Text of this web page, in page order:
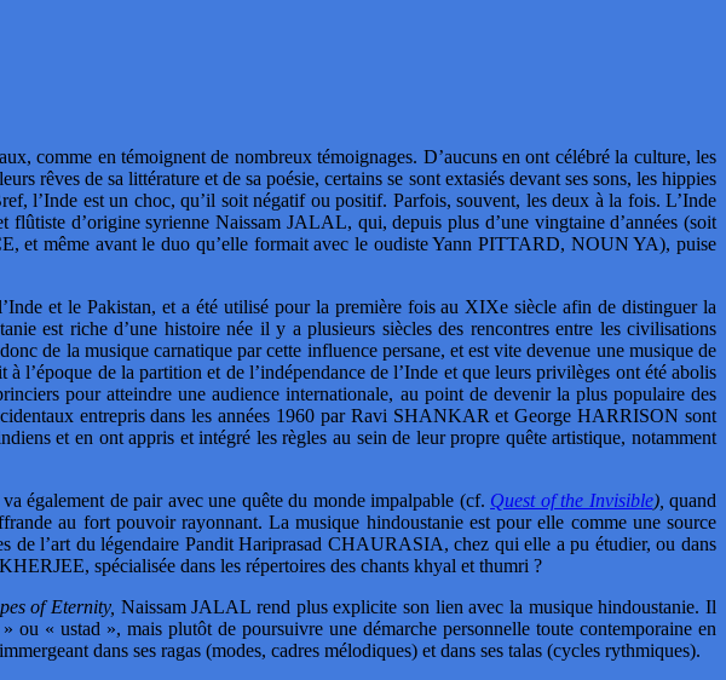
comme en témoignent de nombreux témoignages. D’aucuns en ont célébré la culture, les
rêves de sa littérature et de sa poésie, certains se sont extasiés devant ses sons, les hippies
l’Inde est un choc, qu’il soit négatif ou positif. Parfois, souvent, les deux à la fois. L’Inde
d’origine syrienne Naissam JALAL, qui, depuis plus d’une vingtaine d’années (soit
et même avant le duo qu’elle formait avec le oudiste Yann PITTARD, NOUN YA), puise
et le Pakistan, et a été utilisé pour la première fois au XIXe siècle afin de distinguer la
est riche d’une histoire née il y a plusieurs siècles des rencontres entre les civilisations
de la musique carnatique par cette influence persane, et est vite devenue une musique de
l’époque de la partition et de l’indépendance de l’Inde et que leurs privilèges ont été abolis
pour atteindre une audience internationale, au point de devenir la plus populaire des
entrepris dans les années 1960 par Ravi SHANKAR et George HARRISON sont
et en ont appris et intégré les règles au sein de leur propre quête artistique, notamment
également de pair avec une quête du monde impalpable (cf. Quest of the Invisible), quand
au fort pouvoir rayonnant. La musique hindoustanie est pour elle comme une source
de l’art du légendaire Pandit Hariprasad CHAURASIA, chez qui elle a pu étudier, ou dans
spécialisée dans les répertoires des chants khyal et thumri ?
of Eternity, Naissam JALAL rend plus explicite son lien avec la musique hindoustanie. Il
ou « ustad », mais plutôt de poursuivre une démarche personnelle toute contemporaine en
dans ses ragas (modes, cadres mélodiques) et dans ses talas (cycles rythmiques).